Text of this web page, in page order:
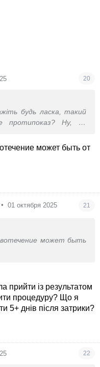
20
будь ласка, такий
протипоказ? Ну, за
может быть от
• 01 октября 2025 21
может быть
прийти із результатом
процедуру? Що я
5+ днів після затрики?
22